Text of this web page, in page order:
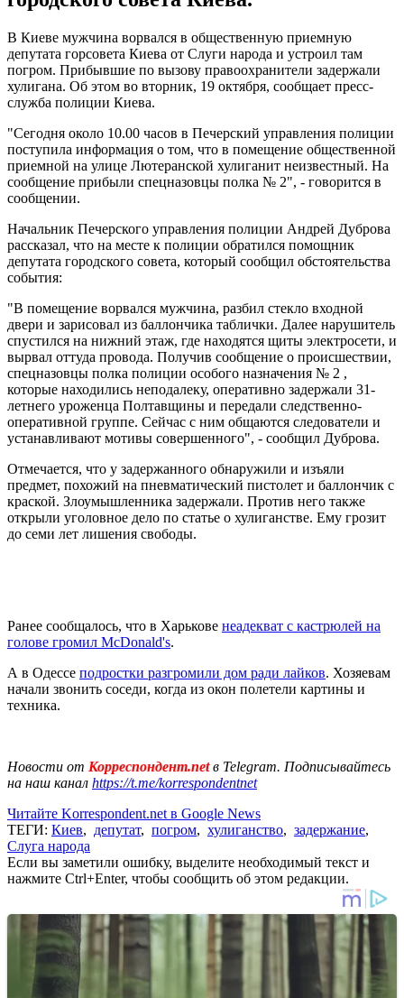
В Киеве мужчина ворвался в общественную приемную
депутата горсовета Киева от Слуги народа и устроил там
погром. Прибывшие по вызову правоохранители задержали
хулигана. Об этом во вторник, 19 октября, сообщает пресс-
служба полиции Киева.
"Сегодня около 10.00 часов в Печерский управления полиции
поступила информация о том, что в помещение общественной
приемной на улице Лютеранской хулиганит неизвестный. На
сообщение прибыли спецназовцы полка № 2", - говорится в
сообщении.
Начальник Печерского управления полиции Андрей Дуброва
рассказал, что на месте к полиции обратился помощник
депутата городского совета, который сообщил обстоятельства
события:
"В помещение ворвался мужчина, разбил стекло входной
двери и зарисовал из баллончика таблички. Далее нарушитель
спустился на нижний этаж, где находятся щиты электросети, и
вырвал оттуда провода. Получив сообщение о происшествии,
спецназовцы полка полиции особого назначения № 2 ,
которые находились неподалеку, оперативно задержали 31-
летнего уроженца Полтавщины и передали следственно-
оперативной группе. Сейчас с ним общаются следователи и
устанавливают мотивы совершенного", - сообщил Дуброва.
Отмечается, что у задержанного обнаружили и изъяли
предмет, похожий на пневматический пистолет и баллончик с
краской. Злоумышленника задержали. Против него также
открыли уголовное дело по статье о хулиганстве. Ему грозит
до семи лет лишения свободы.
Ранее сообщалось, что в Харькове неадекват с кастрюлей на
голове громил McDonald's.
А в Одессе подростки разгромили дом ради лайков. Хозяевам
начали звонить соседи, когда из окон полетели картины и
техника.
Новости от Корреспондент.netв Telegram. Подписывайтесь
на наш канал https://t.me/korrespondentnet
Читайте Korrespondent.net в Google News
ТЕГИ: Киев, депутат, погром, хулиганство, задержание,
Слуга народа
Если вы заметили ошибку, выделите необходимый текст и
нажмите Ctrl+Enter, чтобы сообщить об этом редакции.